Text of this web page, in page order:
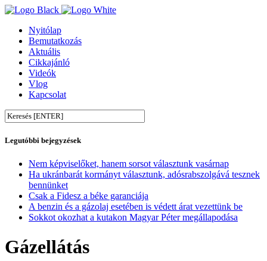
Nyitólap
Bemutatkozás
Aktuális
Cikkajánló
Videók
Vlog
Kapcsolat
Legutóbbi bejegyzések
Nem képviselőket, hanem sorsot választunk vasárnap
Ha ukránbarát kormányt választunk, adósrabszolgává tesznek
bennünket
Csak a Fidesz a béke garanciája
A benzin és a gázolaj esetében is védett árat vezettünk be
Sokkot okozhat a kutakon Magyar Péter megállapodása
Gázellátás